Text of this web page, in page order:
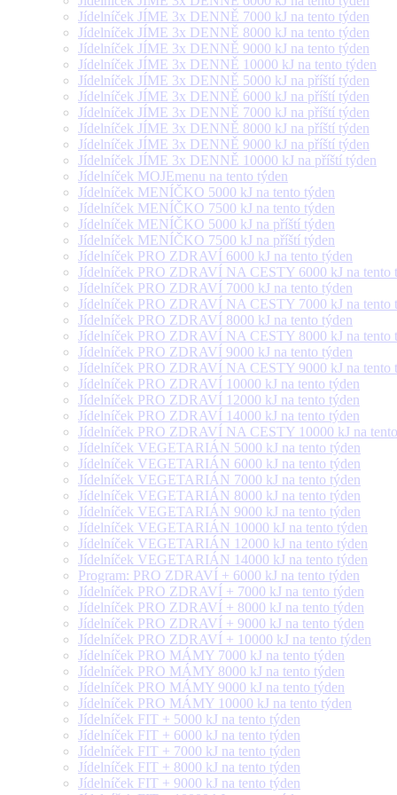
Jídelníček JÍME 3x DENNĚ 7000 kJ na tento týden
Jídelníček JÍME 3x DENNĚ 8000 kJ na tento týden
Jídelníček JÍME 3x DENNĚ 9000 kJ na tento týden
Jídelníček JÍME 3x DENNĚ 10000 kJ na tento týden
Jídelníček JÍME 3x DENNĚ 5000 kJ na příští týden
Jídelníček JÍME 3x DENNĚ 6000 kJ na příští týden
Jídelníček JÍME 3x DENNĚ 7000 kJ na příští týden
Jídelníček JÍME 3x DENNĚ 8000 kJ na příští týden
Jídelníček JÍME 3x DENNĚ 9000 kJ na příští týden
Jídelníček JÍME 3x DENNĚ 10000 kJ na příští týden
Jídelníček MOJEmenu na tento týden
Jídelníček MENÍČKO 5000 kJ na tento týden
Jídelníček MENÍČKO 7500 kJ na tento týden
Jídelníček MENÍČKO 5000 kJ na příští týden
Jídelníček MENÍČKO 7500 kJ na příští týden
Jídelníček PRO ZDRAVÍ 6000 kJ na tento týden
Jídelníček PRO ZDRAVÍ NA CESTY 6000 kJ na tento
Jídelníček PRO ZDRAVÍ 7000 kJ na tento týden
Jídelníček PRO ZDRAVÍ NA CESTY 7000 kJ na tento
Jídelníček PRO ZDRAVÍ 8000 kJ na tento týden
Jídelníček PRO ZDRAVÍ NA CESTY 8000 kJ na tento
Jídelníček PRO ZDRAVÍ 9000 kJ na tento týden
Jídelníček PRO ZDRAVÍ NA CESTY 9000 kJ na tento
Jídelníček PRO ZDRAVÍ 10000 kJ na tento týden
Jídelníček PRO ZDRAVÍ 12000 kJ na tento týden
Jídelníček PRO ZDRAVÍ 14000 kJ na tento týden
Jídelníček PRO ZDRAVÍ NA CESTY 10000 kJ na
Jídelníček VEGETARIÁN 5000 kJ na tento týden
Jídelníček VEGETARIÁN 6000 kJ na tento týden
Jídelníček VEGETARIÁN 7000 kJ na tento týden
Jídelníček VEGETARIÁN 8000 kJ na tento týden
Jídelníček VEGETARIÁN 9000 kJ na tento týden
Jídelníček VEGETARIÁN 10000 kJ na tento týden
Jídelníček VEGETARIÁN 12000 kJ na tento týden
Jídelníček VEGETARIÁN 14000 kJ na tento týden
Program: PRO ZDRAVÍ + 6000 kJ na tento týden
Jídelníček PRO ZDRAVÍ + 7000 kJ na tento týden
Jídelníček PRO ZDRAVÍ + 8000 kJ na tento týden
Jídelníček PRO ZDRAVÍ + 9000 kJ na tento týden
Jídelníček PRO ZDRAVÍ + 10000 kJ na tento týden
Jídelníček PRO MÁMY 7000 kJ na tento týden
Jídelníček PRO MÁMY 8000 kJ na tento týden
Jídelníček PRO MÁMY 9000 kJ na tento týden
Jídelníček PRO MÁMY 10000 kJ na tento týden
Jídelníček FIT + 5000 kJ na tento týden
Jídelníček FIT + 6000 kJ na tento týden
Jídelníček FIT + 7000 kJ na tento týden
Jídelníček FIT + 8000 kJ na tento týden
Jídelníček FIT + 9000 kJ na tento týden